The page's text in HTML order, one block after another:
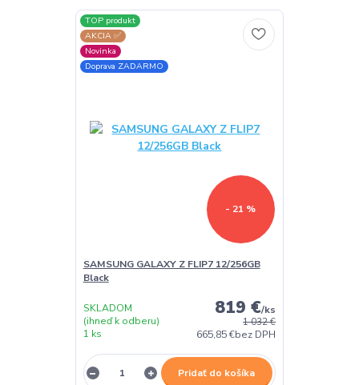
TOP produkt
AKCIA ✅
Novinka
Doprava ZADARMO
- 21 %
SAMSUNG GALAXY Z FLIP7 12/256GB
Black
1 032 €
819 €/ks
665,85 €bez DPH
SKLADOM
(ihneď k odberu)
1 ks
Pridať do košíka